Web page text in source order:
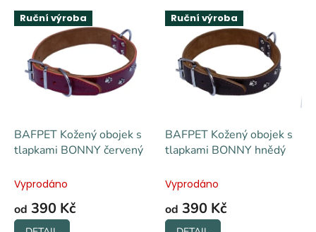
V Ruční výroba
BAFPET Kožený obojek s
tlapkami BONNY červený
Vyprodáno
od 390 Kč
Ruční výroba
BAFPET Kožený obojek s
tlapkami BONNY hnědý
Vyprodáno
od 390 Kč